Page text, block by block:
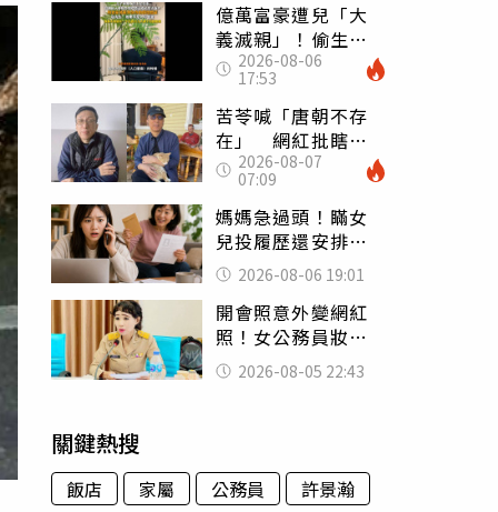
億萬富豪遭兒「大
義滅親」！偷生子
怕曝光 竟盜鄰居
身份辦假證落戶
2026-08-06
17:53
苦苓喊「唐朝不存
在」 網紅批瞎編
歷史：李白、杜甫
用鮮卑文寫詩？
2026-08-07
07:09
媽媽急過頭！瞞女
兒投履歷還安排面
試 她接來電當場
傻眼
2026-08-06 19:01
開會照意外變網紅
照！女公務員妝容
掀2千則留言 本人
怒嗆：化妝有錯嗎
2026-08-05 22:43
關鍵熱搜
飯店 家屬 公務員
許景瀚